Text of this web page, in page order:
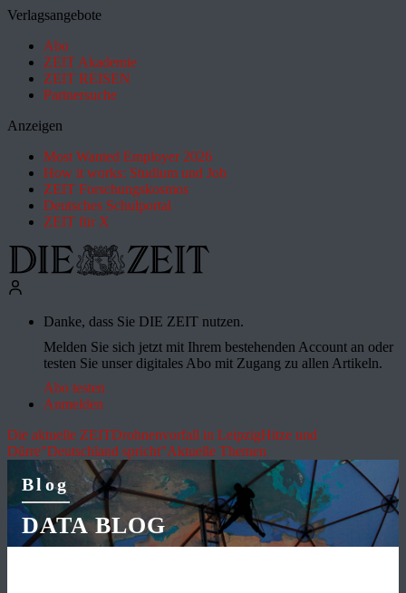
Verlagsangebote
Abo
ZEIT Akademie
ZEIT REISEN
Partnersuche
Anzeigen
Most Wanted Employer 2026
How it works: Studium und Job
ZEIT Forschungskosmos
Deutsches Schulportal
ZEIT für X
Danke, dass Sie DIE ZEIT nutzen.
Melden Sie sich jetzt mit Ihrem bestehenden Account an oder
testen Sie unser digitales Abo mit Zugang zu allen Artikeln.
Abo testen
Anmelden
Die aktuelle ZEITDrohnenvorfall in LeipzigHitze und
Dürre"Deutschland spricht"Aktuelle Themen
Blog
DATA BLOG